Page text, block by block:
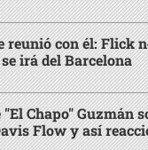
reunió con él: Flick
irá del Barcelona
"El Chapo" Guzmán
Flow y así